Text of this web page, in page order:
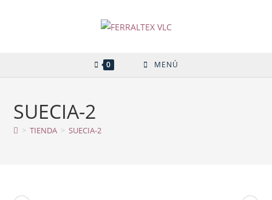
0 MENÚ
SUECIA-2
> TIENDA > SUECIA-2